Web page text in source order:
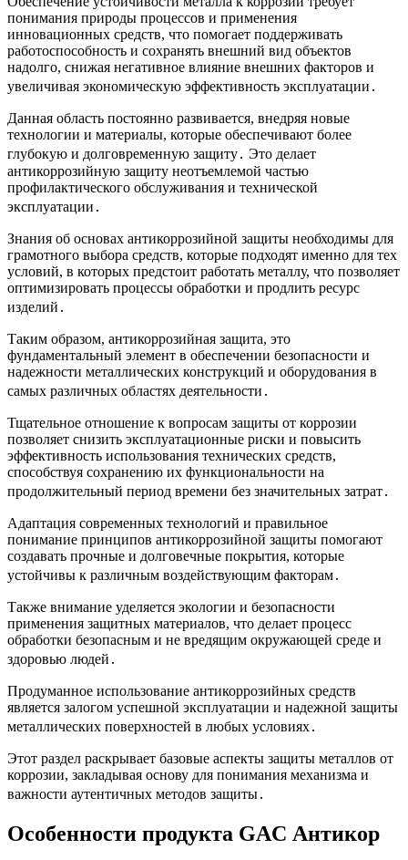
понимания природы процессов и применения
инновационных средств, что помогает поддерживать
работоспособность и сохранять внешний вид объектов
надолго, снижая негативное влияние внешних факторов и
увеличивая экономическую эффективность эксплуатации․
Данная область постоянно развивается, внедряя новые
технологии и материалы, которые обеспечивают более
глубокую и долговременную защиту․ Это делает
антикоррозийную защиту неотъемлемой частью
профилактического обслуживания и технической
эксплуатации․
Знания об основах антикоррозийной защиты необходимы для
грамотного выбора средств, которые подходят именно для тех
условий, в которых предстоит работать металлу, что позволяет
оптимизировать процессы обработки и продлить ресурс
изделий․
Таким образом, антикоррозийная защита, это
фундаментальный элемент в обеспечении безопасности и
надежности металлических конструкций и оборудования в
самых различных областях деятельности․
Тщательное отношение к вопросам защиты от коррозии
позволяет снизить эксплуатационные риски и повысить
эффективность использования технических средств,
способствуя сохранению их функциональности на
продолжительный период времени без значительных затрат․
Адаптация современных технологий и правильное
понимание принципов антикоррозийной защиты помогают
создавать прочные и долговечные покрытия, которые
устойчивы к различным воздействующим факторам․
Также внимание уделяется экологии и безопасности
применения защитных материалов, что делает процесс
обработки безопасным и не вредящим окружающей среде и
здоровью людей․
Продуманное использование антикоррозийных средств
является залогом успешной эксплуатации и надежной защиты
металлических поверхностей в любых условиях․
Этот раздел раскрывает базовые аспекты защиты металлов от
коррозии, закладывая основу для понимания механизма и
важности аутентичных методов защиты․
Особенности продукта GAC Антикор